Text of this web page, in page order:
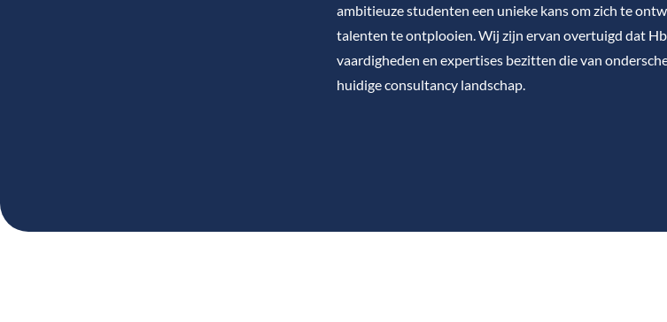
ambitieuze studenten een unieke kans om zich te
talenten te ontplooien. Wij zijn ervan overtuigd dat
vaardigheden en expertises bezitten die van
huidige consultancy landschap.